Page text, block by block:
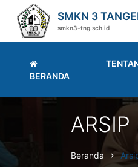
SMKN 3
smkn3-tng.sch.id
BERANDA
ARSIP
Beranda